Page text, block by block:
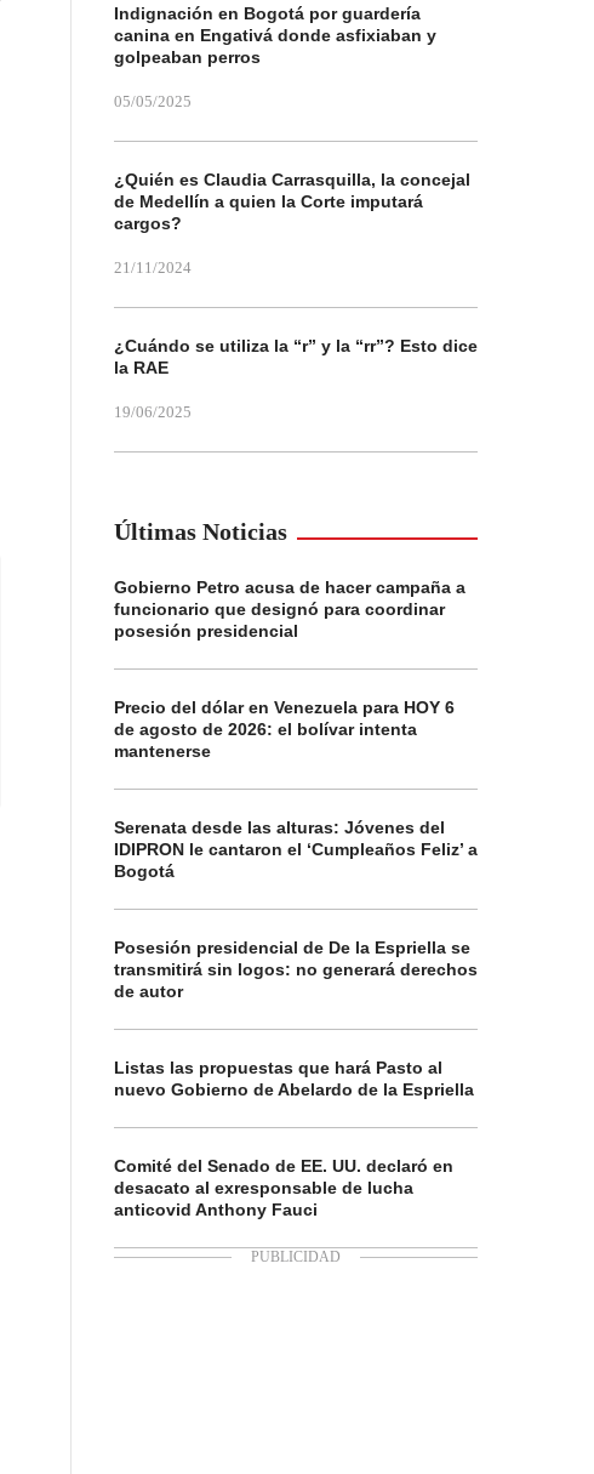
Indignación en Bogotá por guardería
canina en Engativá donde asfixiaban y
golpeaban perros
05/05/2025
¿Quién es Claudia Carrasquilla, la concejal
de Medellín a quien la Corte imputará
cargos?
21/11/2024
¿Cuándo se utiliza la “r” y la “rr”? Esto dice
la RAE
19/06/2025
Últimas Noticias
Gobierno Petro acusa de hacer campaña a
funcionario que designó para coordinar
posesión presidencial
Precio del dólar en Venezuela para HOY 6
de agosto de 2026: el bolívar intenta
mantenerse
Serenata desde las alturas: Jóvenes del
IDIPRON le cantaron el ‘Cumpleaños Feliz’ a
Bogotá
Posesión presidencial de De la Espriella se
transmitirá sin logos: no generará derechos
de autor
Listas las propuestas que hará Pasto al
nuevo Gobierno de Abelardo de la Espriella
Comité del Senado de EE. UU. declaró en
desacato al exresponsable de lucha
anticovid Anthony Fauci